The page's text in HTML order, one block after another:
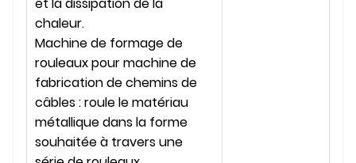
chaleur.
Machine de formage de
rouleaux pour machine de
fabrication de chemins de
câbles : roule le matériau
métallique dans la forme
souhaitée à travers une